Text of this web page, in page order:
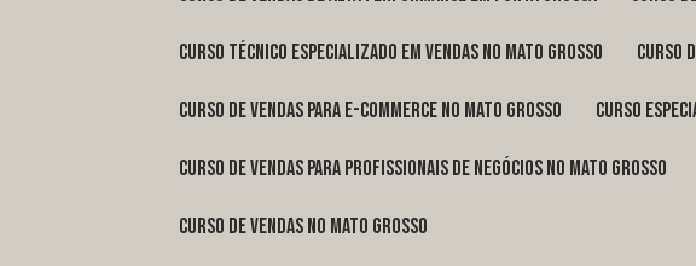
curso técnico especializado em vendas no Mato Grosso curso
curso de vendas para e-commerce no Mato Grosso curso
curso de vendas para profissionais de negócios no Mato Grosso
curso de vendas no Mato Grosso